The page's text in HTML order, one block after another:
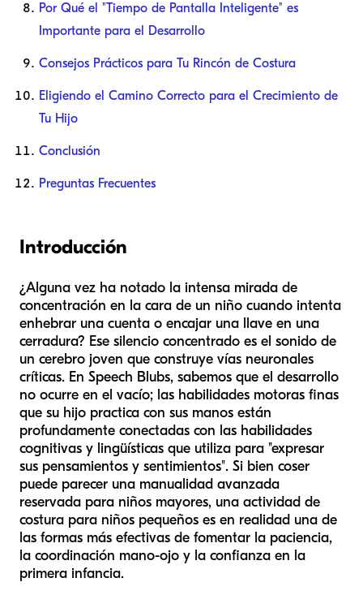
Por Qué el "Tiempo de Pantalla Inteligente" es
Importante para el Desarrollo
Consejos Prácticos para Tu Rincón de Costura
Eligiendo el Camino Correcto para el Crecimiento de
Tu Hijo
Conclusión
Preguntas Frecuentes
Introducción
¿Alguna vez ha notado la intensa mirada de
concentración en la cara de un niño cuando intenta
enhebrar una cuenta o encajar una llave en una
cerradura? Ese silencio concentrado es el sonido de
un cerebro joven que construye vías neuronales
críticas. En Speech Blubs, sabemos que el desarrollo
no ocurre en el vacío; las habilidades motoras finas
que su hijo practica con sus manos están
profundamente conectadas con las habilidades
cognitivas y lingüísticas que utiliza para "expresar
sus pensamientos y sentimientos". Si bien coser
puede parecer una manualidad avanzada
reservada para niños mayores, una actividad de
costura para niños pequeños es en realidad una de
las formas más efectivas de fomentar la paciencia,
la coordinación mano-ojo y la confianza en la
primera infancia.